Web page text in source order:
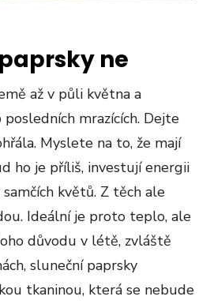
ne
až v půli května a
mrazících. Dejte
Myslete na to, že mají
ho je příliš, investují energii
květů. Z těch ale
Ideální je proto teplo, ale
důvodu v létě, zvláště
sluneční paprsky
tkaninou, která se nebude